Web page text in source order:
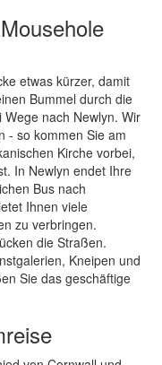
etwas kürzer, damit
Bummel durch die
nach Newlyn. Wir
- so kommen Sie am
Kirche vorbei,
In Newlyn endet Ihre
Bus nach
Ihnen viele
zu verbringen.
die Straßen.
Kneipen und
Sie das geschäftige